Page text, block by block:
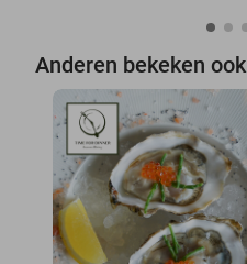
Anderen bekeken ook